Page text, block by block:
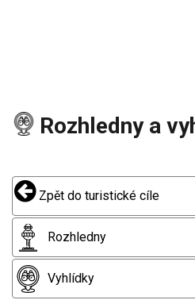
Rozhledny a
Zpět do turistické cíle
Rozhledny
Vyhlídky